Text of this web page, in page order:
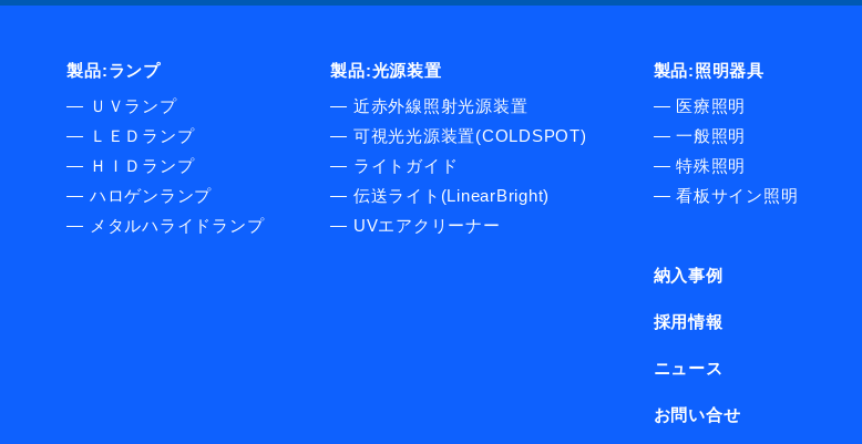
製品:ランプ
― ＵＶランプ
― ＬＥＤランプ
― ＨＩＤランプ
― ハロゲンランプ
― メタルハライドランプ
製品:光源装置
― 近赤外線照射光源装置
― 可視光光源装置(COLDSPOT)
― ライトガイド
― 伝送ライト(LinearBright)
― UVエアクリーナー
製品:照明器具
― 医療照明
― 一般照明
― 特殊照明
― 看板サイン照明
納入事例
採用情報
ニュース
お問い合せ